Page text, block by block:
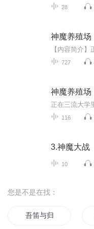
28
神魔养殖场
727
神魔养殖场
116
3.神魔大战
10
您是不是在找：
吾笛与归